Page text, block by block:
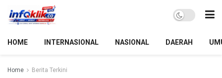
HOME INTERNASIONAL NASIONAL DAERAH
Home Berita Terkini